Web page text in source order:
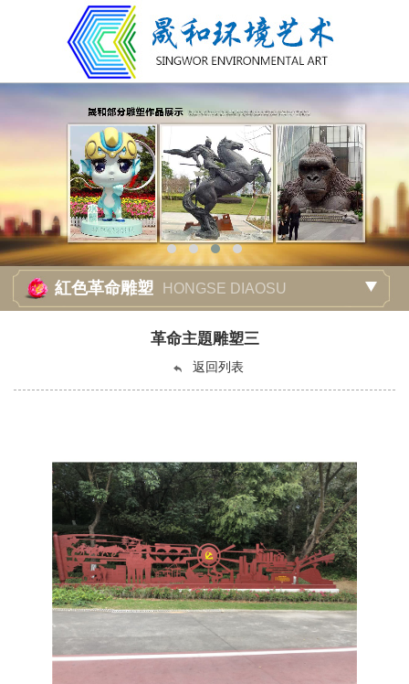
紅色革命雕塑 HONGSE DIAOSU
革命主題雕塑三
返回列表